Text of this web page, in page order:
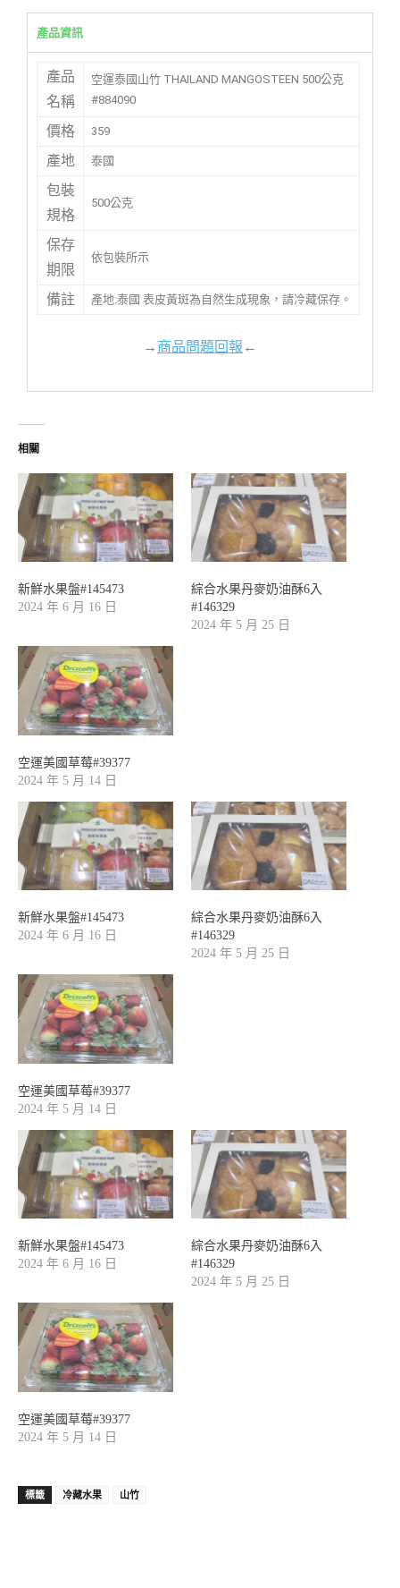
產品資訊
產品
名稱
空運泰國山竹 THAILAND MANGOSTEEN 500公克
#884090
價格 359
產地 泰國
包裝
規格
500公克
保存
期限
依包裝所示
備註 產地:泰國 表皮黃斑為自然生成現象，請冷藏保存。
→商品問題回報←
相關
新鮮水果盤#145473
2024 年 6 月 16 日
綜合水果丹麥奶油酥6入
#146329
2024 年 5 月 25 日
空運美國草莓#39377
2024 年 5 月 14 日
新鮮水果盤#145473
2024 年 6 月 16 日
綜合水果丹麥奶油酥6入
#146329
2024 年 5 月 25 日
空運美國草莓#39377
2024 年 5 月 14 日
新鮮水果盤#145473
2024 年 6 月 16 日
綜合水果丹麥奶油酥6入
#146329
2024 年 5 月 25 日
空運美國草莓#39377
2024 年 5 月 14 日
標籤 冷藏水果 山竹